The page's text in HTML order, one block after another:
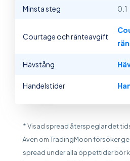
Minsta steg 0.1
Courtage och ränteavgift
Hävstång
Handelstider
* Visad spread återspeglar det
Även om TradingMoon försöker
spread under alla öppettider bör